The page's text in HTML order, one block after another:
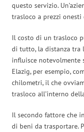
questo servizio.
trasloco a prezzi onesti
Il costo di un trasloco
di tutto, la distanza tra
influisce notevolmente
Elazig, per esempio,
chilometri, il che
trasloco all’interno
Il secondo fattore che
di beni da trasportare.